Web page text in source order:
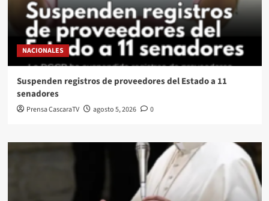
NACIONALES
Suspenden registros de proveedores del Estado a 11
senadores
Prensa CascaraTV agosto 5, 2026 0